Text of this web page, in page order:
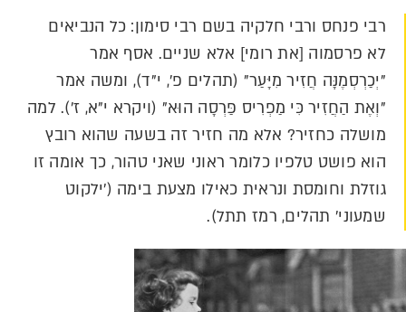
רבי פנחס ורבי חלקיה בשם רבי סימון: כל הנביאים
לא פרסמוה [את רומי] אלא שניים. אסף אמר
"יְכַרְסְמֶנָּה חֲזִיר מִיָּעַר" (תהלים פ', י"ד), ומשה אמר
"וְאֶת הַחֲזִיר כִּי מַפְרִיס פַּרְסָה הוּא" (ויקרא י"א, ז'). למה
מושלה כחזיר? אלא מה חזיר זה בשעה שהוא רובץ
הוא פושט טלפיו כלומר ראוני שאני טהור, כך אומה זו
גוזלת וחומסת ונראית כאילו מצעת בימה ('ילקוט
שמעוני' תהלים, רמז תתל).